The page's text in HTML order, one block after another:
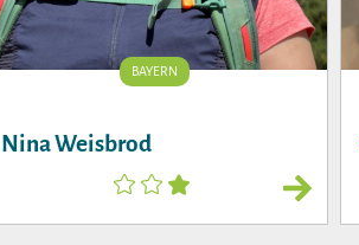
BAYERN
Nina Weisbrod